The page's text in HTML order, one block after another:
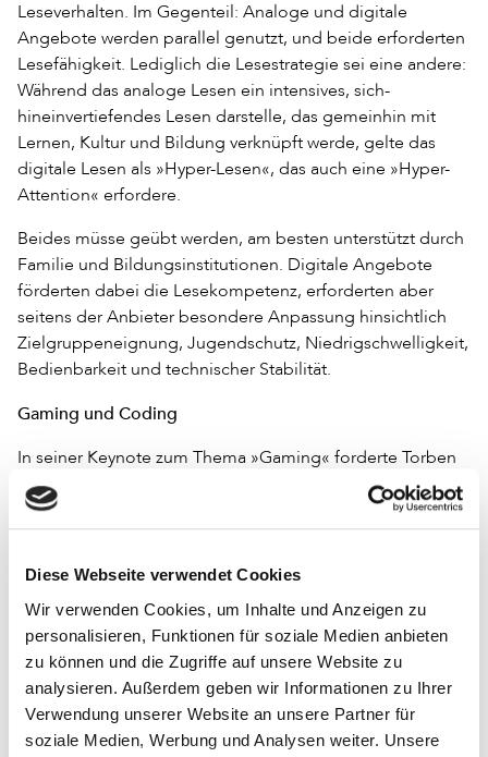
Diese Webseite verwendet Cookies
Wir verwenden Cookies, um Inhalte und Anzeigen zu
personalisieren, Funktionen für soziale Medien anbieten
zu können und die Zugriffe auf unsere Website zu
analysieren. Außerdem geben wir Informationen zu Ihrer
Verwendung unserer Website an unsere Partner für
soziale Medien, Werbung und Analysen weiter. Unsere
Leseverhalten. Im Gegenteil: Analoge und digitale
Angebote werden parallel genutzt, und beide erforderten
Lesefähigkeit. Lediglich die Lesestrategie sei eine andere:
Während das analoge Lesen ein intensives, sich-
hineinvertiefendes Lesen darstelle, das gemeinhin mit
Lernen, Kultur und Bildung verknüpft werde, gelte das
digitale Lesen als »Hyper-Lesen«, das auch eine »Hyper-
Attention« erfordere.
Beides müsse geübt werden, am besten unterstützt durch
Familie und Bildungsinstitutionen. Digitale Angebote
förderten dabei die Lesekompetenz, erforderten aber
seitens der Anbieter besondere Anpassung hinsichtlich
Zielgruppeneignung, Jugendschutz, Niedrigschwelligkeit,
Bedienbarkeit und technischer Stabilität.
Gaming und Coding
In seiner Keynote zum Thema »Gaming« forderte Torben
Kohring (Leiter der Fachstelle für Jugendmedienkultur
NRW) dazu auf, neue Veranstaltungsformen und Formate
im Bereich Gaming zu entwickeln. Denn Games seien kein
Gaming sei eine neue Kulturform, die verschiedenste
Zielgruppen anspreche. Daher müssten Games mehr auf
der inhaltlichen Ebene betrachtet werden. Wenn
Bibliotheken den Mut haben, in diesem Bereich neue
Wege zu gehen, könnten sie eine Leuchtturmfunktion
übernehmen.